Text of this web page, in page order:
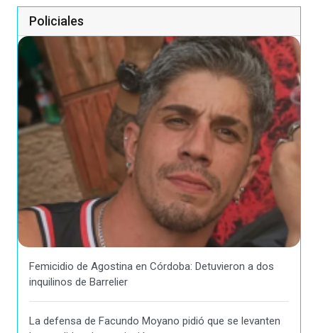
Policiales
Femicidio de Agostina en Córdoba: Detuvieron a dos
inquilinos de Barrelier
La defensa de Facundo Moyano pidió que se levanten